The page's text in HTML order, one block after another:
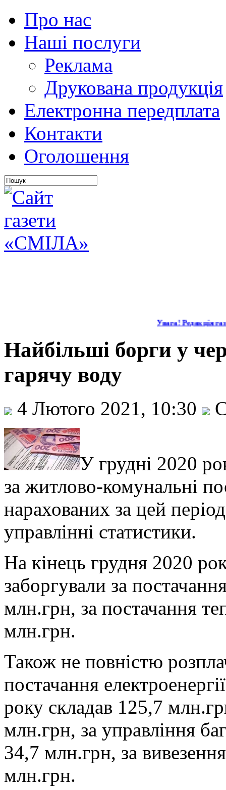
Про нас
Наші послуги
Реклама
Друкована продукція
Електронна передплата
Контакти
Оголошення
Увага! Редакція
Найбільші борги у
гарячу воду
4 Лютого 2021, 10:30
У грудні 2020
за житлово-комунальні
нарахованих за цей
управлінні статистики.
На кінець грудня 2020
заборгували за
млн.грн, за постачання
млн.грн.
Також не повністю
постачання
року складав 125,7
млн.грн, за управління
34,7 млн.грн, за
млн.грн.